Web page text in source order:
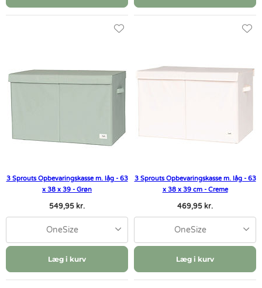
3 Sprouts Opbevaringskasse m. låg - 63
x 38 x 39 - Grøn
549,95 kr.
OneSize
Læg i kurv
3 Sprouts Opbevaringskasse m. låg - 63
x 38 x 39 cm - Creme
469,95 kr.
OneSize
Læg i kurv